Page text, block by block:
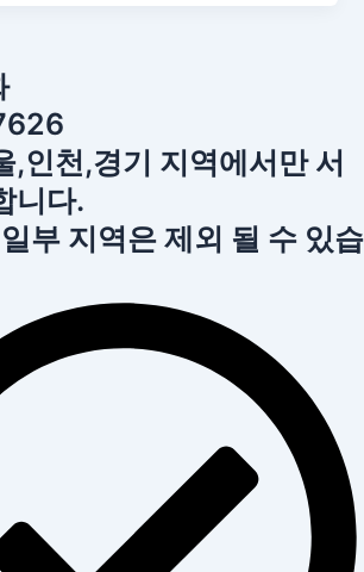
,인천,경기 지역에서만 서
니다.
부 지역은 제외 될 수 있습